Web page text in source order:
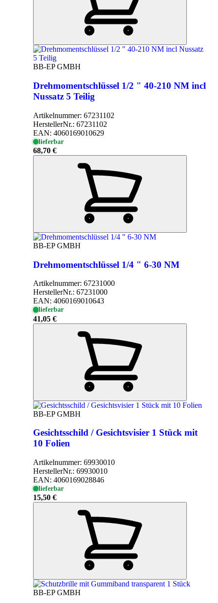
BB-EP GMBH
Drehmomentschlüssel 1/2 " 40-210 NM incl
Nussatz 5 Teilig
Artikelnummer: 67231102
HerstellerNr.: 67231102
EAN: 4060169010629
lieferbar
68,70 €
BB-EP GMBH
Drehmomentschlüssel 1/4 " 6-30 NM
Artikelnummer: 67231000
HerstellerNr.: 67231000
EAN: 4060169010643
lieferbar
41,05 €
BB-EP GMBH
Gesichtsschild / Gesichtsvisier 1 Stück mit
10 Folien
Artikelnummer: 69930010
HerstellerNr.: 69930010
EAN: 4060169028846
lieferbar
15,50 €
BB-EP GMBH